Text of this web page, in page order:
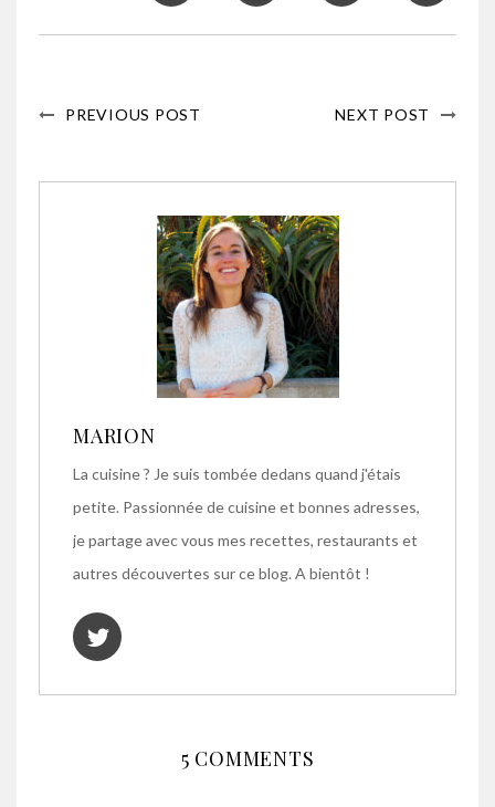
PREVIOUS POST NEXT POST
MARION
La cuisine ? Je suis tombée dedans quand j'étais
petite. Passionnée de cuisine et bonnes adresses,
je partage avec vous mes recettes, restaurants et
autres découvertes sur ce blog. A bientôt !
5 COMMENTS